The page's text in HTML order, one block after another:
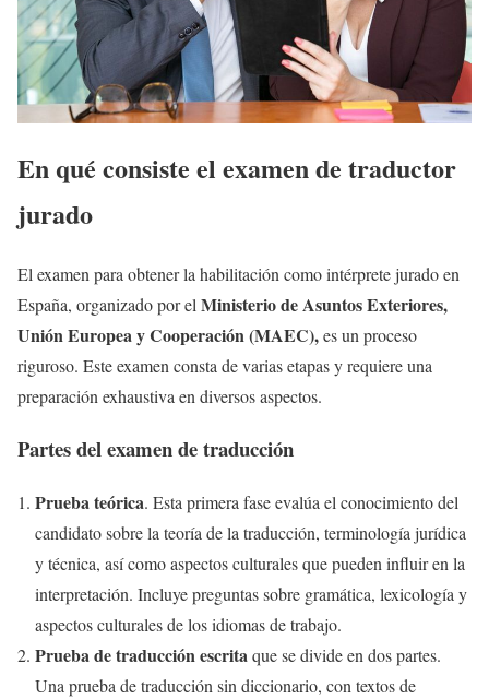
En qué consiste el examen de traductor
jurado
El examen para obtener la habilitación como intérprete jurado en
España, organizado por el Ministerio de Asuntos Exteriores,
Unión Europea y Cooperación (MAEC),es un proceso
riguroso. Este examen consta de varias etapas y requiere una
preparación exhaustiva en diversos aspectos.
Partes del examen de traducción
Prueba teórica. Esta primera fase evalúa el conocimiento del
candidato sobre la teoría de la traducción, terminología jurídica
y técnica, así como aspectos culturales que pueden influir en la
interpretación. Incluye preguntas sobre gramática, lexicología y
aspectos culturales de los idiomas de trabajo.
Prueba de traducción escritaque se divide en dos partes.
Una prueba de traducción sin diccionario, con textos de